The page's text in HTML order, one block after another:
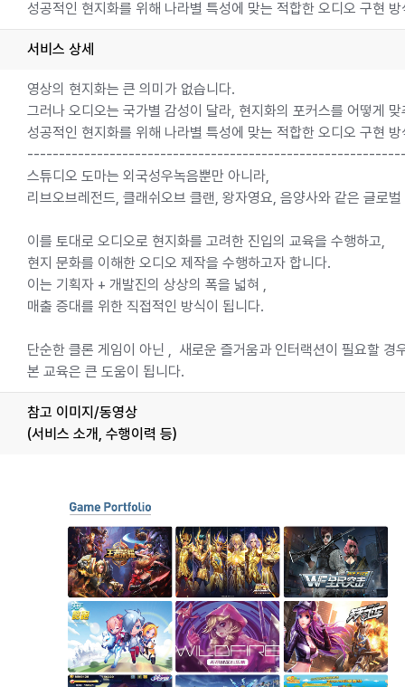
성공적인 현지화를 위해 나라별 특성에 맞는 적합한 오디오 구현
서비스 상세
영상의 현지화는 큰 의미가 없습니다.
그러나 오디오는 국가별 감성이 달라, 현지화의 포커스를 어떻게
성공적인 현지화를 위해 나라별 특성에 맞는 적합한 오디오 구현
스튜디오 도마는 외국성우녹음뿐만 아니라,
리브오브레전드, 클래쉬오브 클랜, 왕자영요, 음양사와 같은 글로
이를 토대로 오디오로 현지화를 고려한 진입의 교육을 수행하고,
현지 문화를 이해한 오디오 제작을 수행하고자 합니다.
이는 기획자 + 개발진의 상상의 폭을 넓혀 ,
매출 증대를 위한 직접적인 방식이 됩니다.
단순한 클론 게임이 아닌 , 새로운 즐거움과 인터랙션이 필요할 경
본 교육은 큰 도움이 됩니다.
참고 이미지/동영상
(서비스 소개, 수행이력 등)